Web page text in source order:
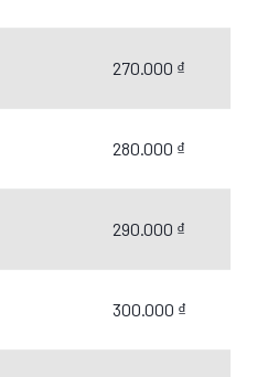
270.000 ₫
280.000 ₫
290.000 ₫
300.000 ₫